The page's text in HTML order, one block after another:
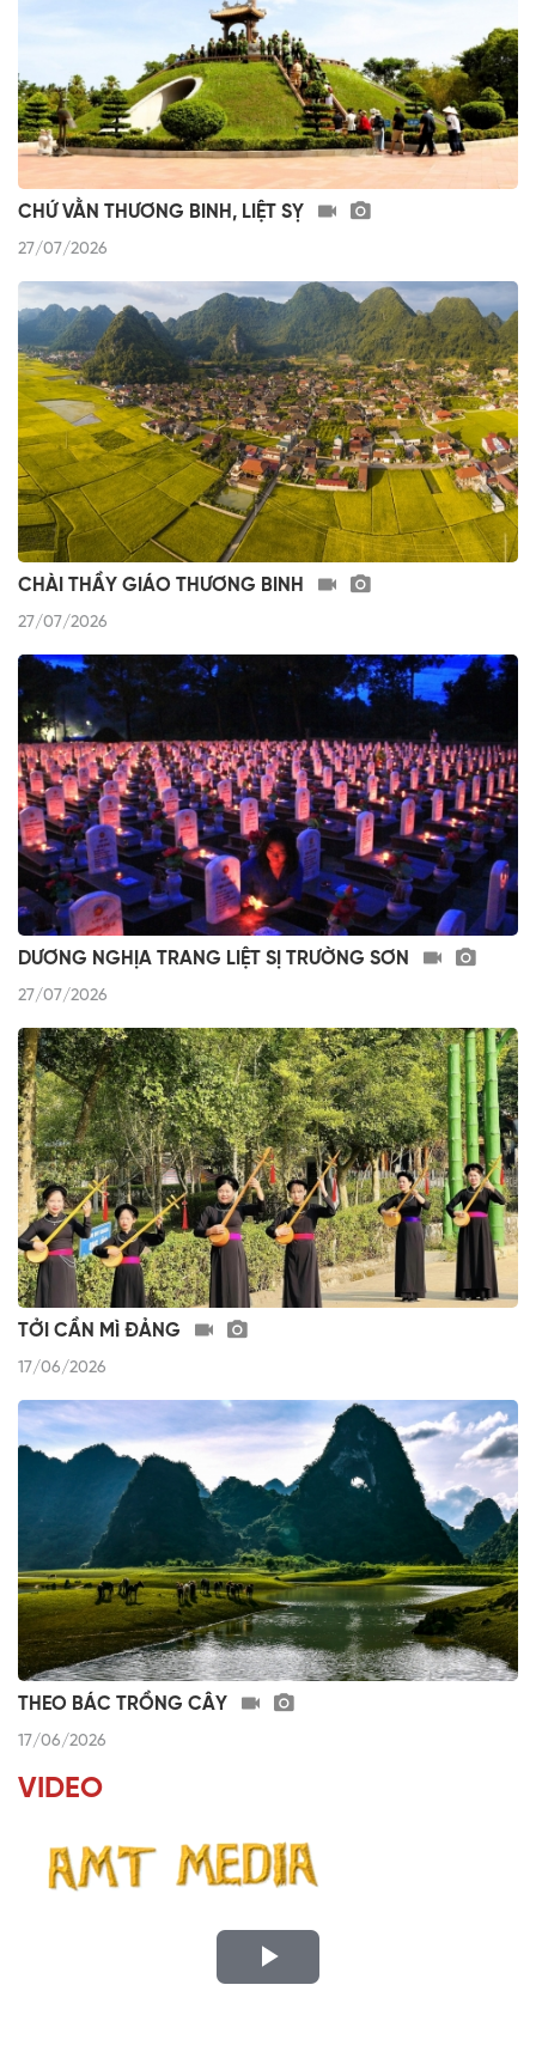
CHỨ VẰN THƯƠNG BINH, LIỆT SỴ
27/07/2026
CHÀI THẦY GIÁO THƯƠNG BINH
27/07/2026
DƯƠNG NGHỊA TRANG LIỆT SỊ TRƯỜNG SƠN
27/07/2026
TỞI CẦN MÌ ĐẢNG
17/06/2026
THEO BÁC TRỒNG CÂY
17/06/2026
VIDEO
P